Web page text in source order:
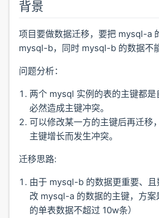
背景
项目要做数据迁移，要把 mysql-a
mysql-b，同时 mysql-b 的数据不
问题分析：
两个 mysql 实例的表的主键都是
必然造成主键冲突。
可以修改某一方的主键后再迁移
主键增长而发生冲突。
迁移思路:
由于 mysql-b 的数据更重要、
改 mysql-a 的数据的主键，方
的单表数据不超过 10w条）